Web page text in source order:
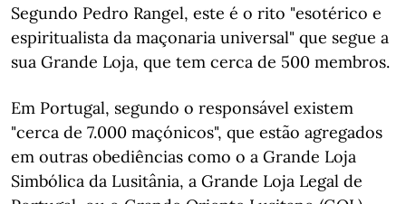
Segundo Pedro Rangel, este é o rito "esotérico e
espiritualista da maçonaria universal" que segue a
sua Grande Loja, que tem cerca de 500 membros.
Em Portugal, segundo o responsável existem
"cerca de 7.000 maçónicos", que estão agregados
em outras obediências como o a Grande Loja
Simbólica da Lusitânia, a Grande Loja Legal de